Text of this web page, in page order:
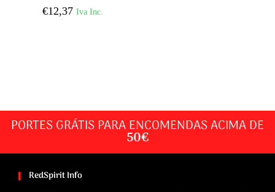
MASSAGEM ÍNTIMA
APERTADO
€12,37 Iva Inc.
PORTES GRÁTIS PARA ENCOMENDAS ACIMA DE
50€
RedSpirit Info